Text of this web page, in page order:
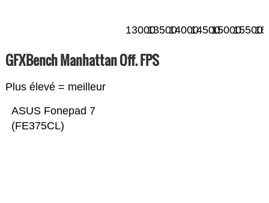
130001350014000145001500015500
GFXBench Manhattan Off. FPS
Plus élevé = meilleur
ASUS Fonepad 7
(FE375CL)